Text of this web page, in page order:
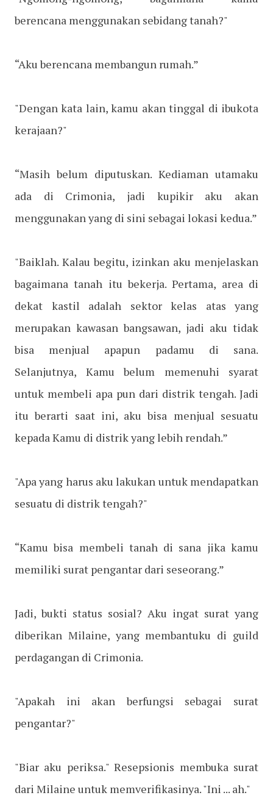
berencana menggunakan sebidang tanah?"
“Aku berencana membangun rumah.”
"Dengan kata lain, kamu akan tinggal di ibukota
kerajaan?"
“Masih belum diputuskan. Kediaman utamaku
ada di Crimonia, jadi kupikir aku akan
menggunakan yang di sini sebagai lokasi kedua.”
"Baiklah. Kalau begitu, izinkan aku menjelaskan
bagaimana tanah itu bekerja. Pertama, area di
dekat kastil adalah sektor kelas atas yang
merupakan kawasan bangsawan, jadi aku tidak
bisa menjual apapun padamu di sana.
Selanjutnya, Kamu belum memenuhi syarat
untuk membeli apa pun dari distrik tengah. Jadi
itu berarti saat ini, aku bisa menjual sesuatu
kepada Kamu di distrik yang lebih rendah.”
"Apa yang harus aku lakukan untuk mendapatkan
sesuatu di distrik tengah?"
“Kamu bisa membeli tanah di sana jika kamu
memiliki surat pengantar dari seseorang.”
Jadi, bukti status sosial? Aku ingat surat yang
diberikan Milaine, yang membantuku di guild
perdagangan di Crimonia.
"Apakah ini akan berfungsi sebagai surat
pengantar?"
"Biar aku periksa." Resepsionis membuka surat
dari Milaine untuk memverifikasinya. "Ini ... ah."